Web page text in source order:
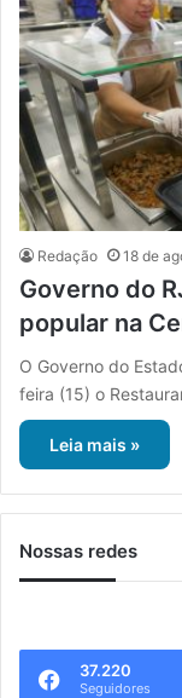
Redação 18 de
Governo do
popular na
O Governo do
feira (15) o
Leia mais »
Nossas redes
37.220
Seguidores